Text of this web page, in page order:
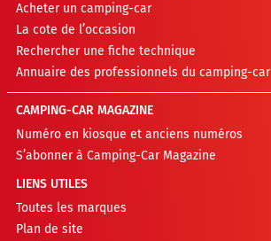
Acheter un camping-car
La cote de l’occasion
Rechercher une fiche technique
Annuaire des professionnels du camping-car
CAMPING-CAR MAGAZINE
Numéro en kiosque et anciens numéros
S’abonner à Camping-Car Magazine
LIENS UTILES
Toutes les marques
Plan de site